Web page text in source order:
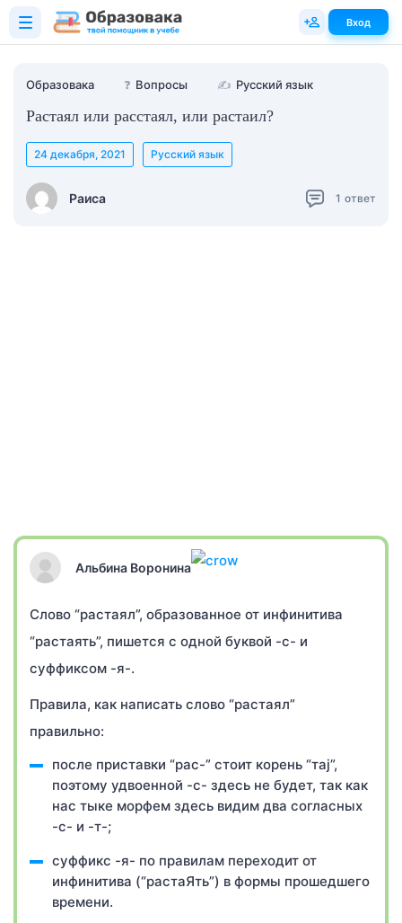
Образовака ❓ Вопросы ✍ Русский язык
Растаял или расстаял, или растаил?
Раиса
24 декабря, 2021 Русский язык
1 ответ
Альбина Воронина
Слово “растаял”, образованное от инфинитива
“растаять”, пишется с одной буквой -с- и
суффиксом -я-.
Правила, как написать слово “растаял”
правильно:
после приставки “рас-” стоит корень “таj”,
поэтому удвоенной -с- здесь не будет, так как
нас тыке морфем здесь видим два согласных
-с- и -т-;
суффикс -я- по правилам переходит от
инфинитива (“растаЯть”) в формы прошедшего
времени.
Вход